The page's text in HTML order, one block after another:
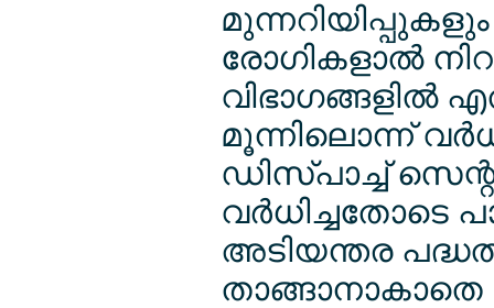
രോഗികളാല്‍
വിഭാഗങ്ങളില്‍
മൂന്നിലൊന്ന്
ഡിസ്പാച്ച്
വര്‍ധിച്ചതോടെ
അടിയന്തര